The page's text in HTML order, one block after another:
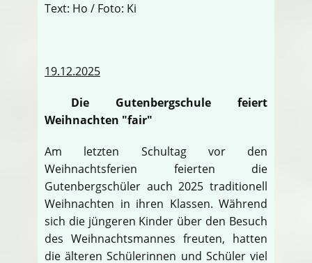
Text: Ho / Foto: Ki
19.12.2025
Die Gutenbergschule feiert
Weihnachten "fair"
Am letzten Schultag vor den
Weihnachtsferien feierten die
Gutenbergschüler auch 2025 traditionell
Weihnachten in ihren Klassen. Während
sich die jüngeren Kinder über den Besuch
des Weihnachtsmannes freuten, hatten
die älteren Schülerinnen und Schüler viel